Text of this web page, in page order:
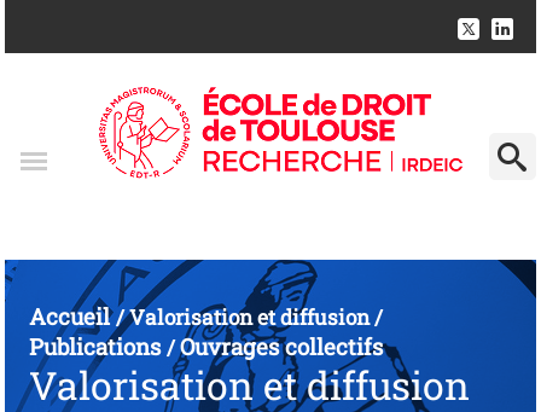
Accueil/Valorisation et diffusion/
Publications/Ouvrages collectifs
Valorisation et diffusion